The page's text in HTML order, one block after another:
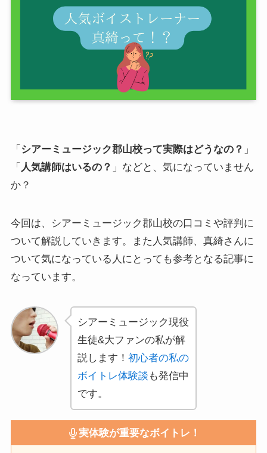
「 シアーミュージック郡山校って実際はどうなの？ 」
「 人気講師はいるの？ 」などと、気になっていません
か？
今回は、シアーミュージック郡山校の口コミや評判に
ついて解説していきます。また人気講師、真綺さんに
ついて気になっている人にとっても参考となる記事に
なっています。
シアーミュージック現役
生徒&大ファンの私が解
説します！ 初心者の私の
ボイトレ体験談 も発信中
です。
実体験が重要なボイトレ！